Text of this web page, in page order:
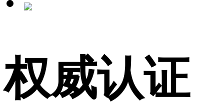
精密定制，着力布局
了精密加工、高端表
面涂装、高端配套等
权威认证